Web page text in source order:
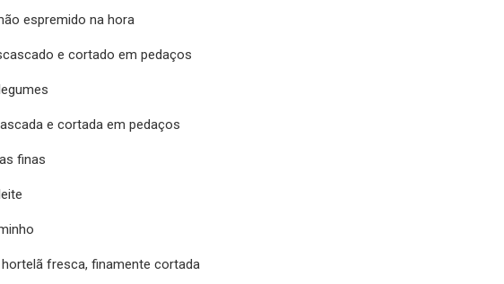
espremido na hora
e cortado em pedaços
e cortada em pedaços
finas
fresca, finamente cortada